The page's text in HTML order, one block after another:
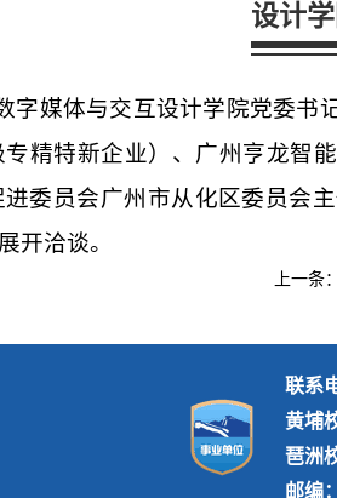
设计
字媒体与交互设计学院党委书
精特新企业）、广州亨龙智
委员会广州市从化区委员会
开洽谈。
上一条
联系
黄埔
琶洲
邮编